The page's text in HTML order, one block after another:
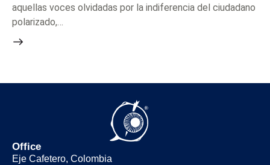
aquellas voces olvidadas por la indiferencia del ciudadano
polarizado,…
Office
Eje Cafetero, Colombia